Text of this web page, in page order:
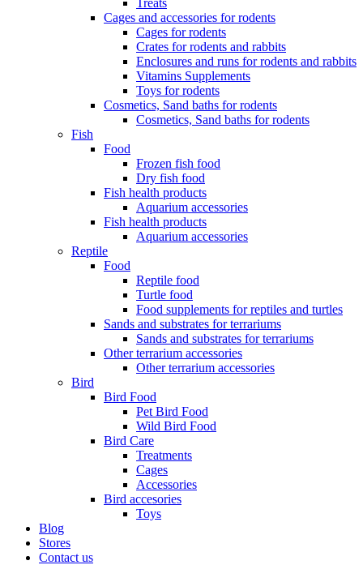
Cages and accessories for rodents
Cages for rodents
Сrates for rodents and rabbits
Enclosures and runs for rodents and rabbits
Vitamins Supplements
Toys for rodents
Cosmetics, Sand baths for rodents
Cosmetics, Sand baths for rodents
Fish
Food
Frozen fish food
Dry fish food
Fish health products
Aquarium accessories
Fish health products
Aquarium accessories
Reptile
Food
Reptile food
Turtle food
Food supplements for reptiles and turtles
Sands and substrates for terrariums
Sands and substrates for terrariums
Other terrarium accessories
Other terrarium accessories
Bird
Bird Food
Pet Bird Food
Wild Bird Food
Bird Care
Treatments
Cages
Accessories
Bird accesories
Toys
Blog
Stores
Contact us